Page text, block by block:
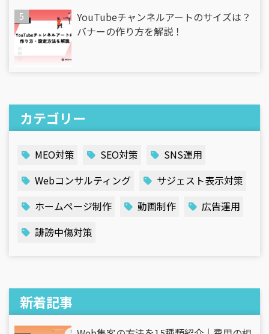
YouTubeチャンネルアートのサイズは？
バナーの作り方を解説！
カテゴリー
MEO対策 SEO対策
SNS運用
Webコンサルティング
サジェスト表示対策
ホームページ制作
動画制作
広告運用
誹謗中傷対策
新着記事